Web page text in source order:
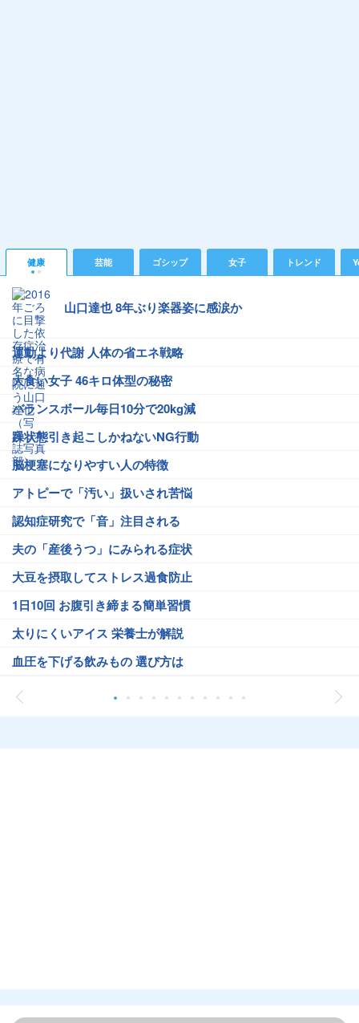
健康 芸能 ゴシップ 女子 トレンド
山口達也 8年ぶり楽器姿に感涙か
運動より代謝 人体の省エネ戦略
大食い女子 46キロ体型の秘密
バランスボール毎日10分で20kg減
躁状態引き起こしかねないNG行動
脳梗塞になりやすい人の特徴
アトピーで「汚い」扱いされ苦悩
認知症研究で「音」注目される
夫の「産後うつ」にみられる症状
大豆を摂取してストレス過食防止
1日10回 お腹引き締まる簡単習慣
太りにくいアイス 栄養士が解説
血圧を下げる飲みもの 選び方は